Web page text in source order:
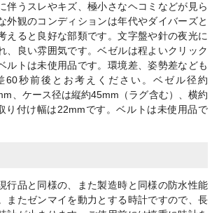
伴うスレやキズ、極小さなヘコミなどが見ら
外観のコンディションは年代やダイバーズと
えると良好な部類です。文字盤や針の夜光に
、良い雰囲気です。ベゼルは程よいクリック
ルトは未使用品です。環境差、姿勢差なども
60秒前後とお考えください。ベゼル径約
、ケース径は縦約45mm（ラグ含む）、横約
り付け幅は22mmです。ベルトは未使用品で
行品と同様の、また製造時と同様の防水性能
またゼンマイを動力とする時計ですので、長